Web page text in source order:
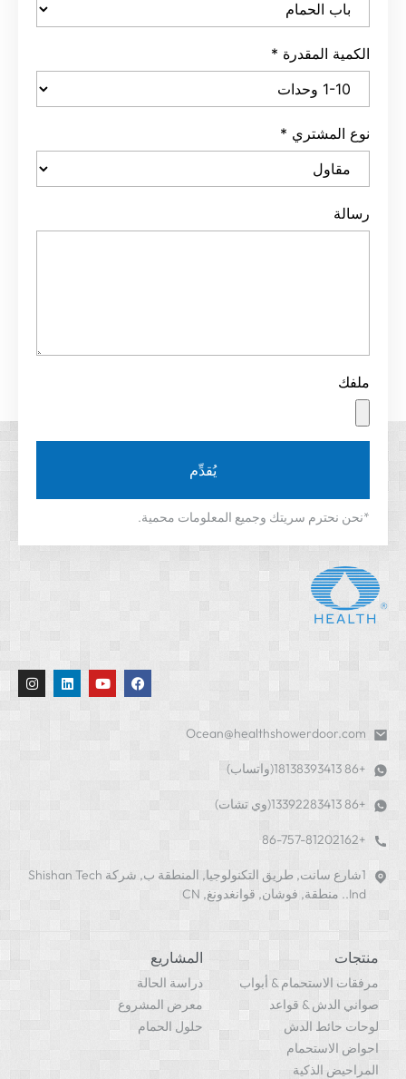
الكمية المقدرة *
نوع المشتري *
رسالة
ملفك
يُقدِّم
*نحن نحترم سريتك وجميع المعلومات محمية.
Ocean@healthshowerdoor.com
+86 18138393413(واتساب)
+86 13392283413(وي تشات)
+86-757-81202162
1شارع سانت, طريق التكنولوجيا, المنطقة ب, شركة Shishan Tech
Ind.. منطقة, فوشان, قوانغدونغ, CN
منتجات
مرفقات الاستحمام & أبواب
صواني الدش & قواعد
لوحات حائط الدش
احواض الاستحمام
المراحيض الذكية
المشاريع
دراسة الحالة
معرض المشروع
حلول الحمام